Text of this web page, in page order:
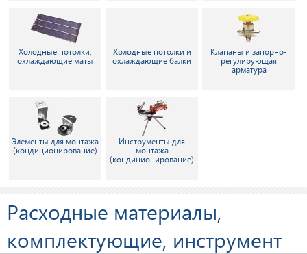
Холодные потолки,
охлаждающие маты
Холодные потолки и
охлаждающие балки
Клапаны и запорно-
регулирующая
арматура
Элементы для монтажа
(кондиционирование)
Инструменты для
монтажа
(кондиционирование)
Расходные материалы,
комплектующие, инструмент